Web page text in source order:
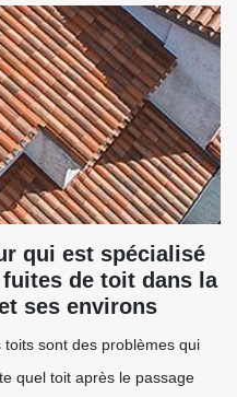
qui est spécialisé
de toit dans la
ses environs
sont des problèmes qui
quel toit après le passage